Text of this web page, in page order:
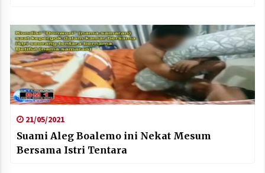
21/05/2021
Suami Aleg Boalemo ini Nekat Mesum
Bersama Istri Tentara